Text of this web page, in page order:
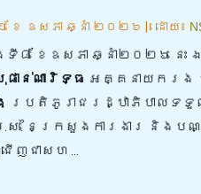
ខែ ឧសភា ឆ្នាំ ២០២៦ | ដោយ៖
៨ ខែឧសភា ឆ្នាំ២០២៦ នេះ
ផាន់ណារិទ្ធ អគ្គនាយករង
ប្រតិភូរាជរដ្ឋាភិបាលទទួ
. នៃក្រសួងការងារ និងបណ្
ើញជាសហ ...